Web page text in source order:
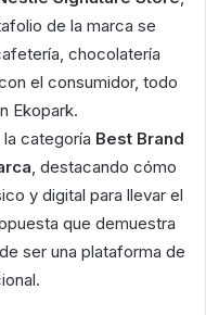
de la marca se
chocolatería
el consumidor, todo
Ekopark.
categoría Best Brand
, destacando cómo
y digital para llevar el
que demuestra
ser una plataforma de